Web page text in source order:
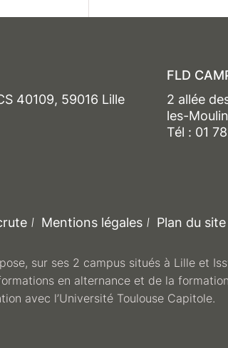
40109, 59016 Lille
FLD
2 allée
les-
Tél : 01
Mentions légales Plan du site
sur ses 2 campus situés à Lille et
en alternance et de la
avec l’Université Toulouse Capitole.